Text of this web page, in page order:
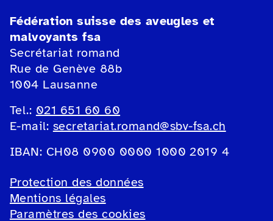
Fédération suisse des aveugles et
malvoyants fsa
Secrétariat romand
Rue de Genève 88b
1004 Lausanne
Tel.: 021 651 60 60
E-mail: secretariat.romand@sbv-fsa.ch
IBAN: CH08 0900 0000 1000 2019 4
Protection des données
Mentions légales
Paramètres des cookies